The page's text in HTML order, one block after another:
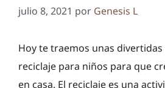
julio 8, 2021 por Genesis L
Hoy te traemos unas
reciclaje para niños para que
en casa. El reciclaje es una